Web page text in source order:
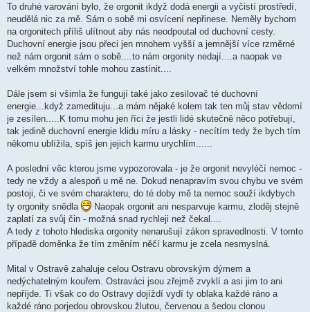
To druhé varování bylo, že orgonit ikdyž dodá energii a vyčistí prostředí,
neudělá nic za mě. Sám o sobě mi osvícení nepřinese. Neměly bychom
na orgonitech příliš ulítnout aby nás neodpoutal od duchovní cesty.
Duchovní energie jsou přeci jen mnohem vyšší a jemnější více rzměrné
než nám orgonit sám o sobě....to nám orgonity nedají....a naopak ve
velkém množství tohle mohou zastínit....
Dále jsem si všimla že fungují také jako zesilovač té duchovní
energie...když zamedituju...a mám nějaké kolem tak ten můj stav vědomí
je zesílen.....K tomu mohu jen říci že jestli lidé skutečně něco potřebují,
tak jedině duchovní energie klidu míru a lásky - necítím tedy že bych tím
někomu ublížila, spíš jen jejich karmu urychlím......
A poslední věc kterou jsme vypozorovala - je že orgonit nevyléčí nemoc -
tedy ne vždy a alespoň u mě ne. Dokud nenapravím svou chybu ve svém
postoji, či ve svém charakteru, do té doby mě ta nemoc souží ikdybych
ty orgonity snědla
Naopak orgonit ani nesparvuje karmu, zloděj stejně
zaplatí za svůj čin - možná snad rychleji než čekal....
A tedy z tohoto hlediska orgonity nenarušují zákon spravedlnosti. V tomto
případě doměnka že tím změním něčí karmu je zcela nesmyslná.
Mital v Ostravě zahaluje celou Ostravu obrovským dýmem a
nedýchatelným kouřem. Ostraváci jsou zřejmě zvyklí a asi jim to ani
nepříjde. Ti však co do Ostravy dojíždí vydí ty oblaka každé ráno a
každé ráno porjedou obrovskou žlutou, červenou a šedou clonou